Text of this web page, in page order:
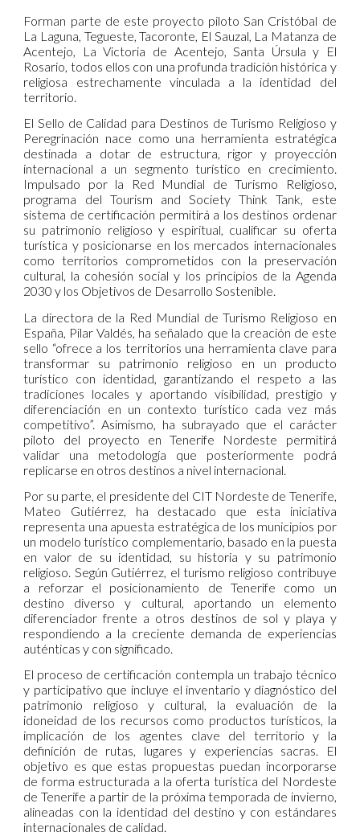
Forman parte de este proyecto piloto San Cristóbal de
La Laguna, Tegueste, Tacoronte, El Sauzal, La Matanza de
Acentejo, La Victoria de Acentejo, Santa Úrsula y El
Rosario, todos ellos con una profunda tradición histórica y
religiosa estrechamente vinculada a la identidad del
territorio.
El Sello de Calidad para Destinos de Turismo Religioso y
Peregrinación nace como una herramienta estratégica
destinada a dotar de estructura, rigor y proyección
internacional a un segmento turístico en crecimiento.
Impulsado por la Red Mundial de Turismo Religioso,
programa del Tourism and Society Think Tank, este
sistema de certificación permitirá a los destinos ordenar
su patrimonio religioso y espiritual, cualificar su oferta
turística y posicionarse en los mercados internacionales
como territorios comprometidos con la preservación
cultural, la cohesión social y los principios de la Agenda
2030 y los Objetivos de Desarrollo Sostenible.
La directora de la Red Mundial de Turismo Religioso en
España, Pilar Valdés, ha señalado que la creación de este
sello “ofrece a los territorios una herramienta clave para
transformar su patrimonio religioso en un producto
turístico con identidad, garantizando el respeto a las
tradiciones locales y aportando visibilidad, prestigio y
diferenciación en un contexto turístico cada vez más
competitivo”. Asimismo, ha subrayado que el carácter
piloto del proyecto en Tenerife Nordeste permitirá
validar una metodología que posteriormente podrá
replicarse en otros destinos a nivel internacional.
Por su parte, el presidente del CIT Nordeste de Tenerife,
Mateo Gutiérrez, ha destacado que esta iniciativa
representa una apuesta estratégica de los municipios por
un modelo turístico complementario, basado en la puesta
en valor de su identidad, su historia y su patrimonio
religioso. Según Gutiérrez, el turismo religioso contribuye
a reforzar el posicionamiento de Tenerife como un
destino diverso y cultural, aportando un elemento
diferenciador frente a otros destinos de sol y playa y
respondiendo a la creciente demanda de experiencias
auténticas y con significado.
El proceso de certificación contempla un trabajo técnico
y participativo que incluye el inventario y diagnóstico del
patrimonio religioso y cultural, la evaluación de la
idoneidad de los recursos como productos turísticos, la
implicación de los agentes clave del territorio y la
definición de rutas, lugares y experiencias sacras. El
objetivo es que estas propuestas puedan incorporarse
de forma estructurada a la oferta turística del Nordeste
de Tenerife a partir de la próxima temporada de invierno,
alineadas con la identidad del destino y con estándares
internacionales de calidad.